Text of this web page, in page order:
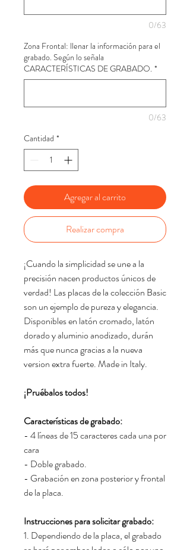
0/63
Zona Frontal: llenar la información para el
grabado. Según lo señala
CARACTERÍSTICAS DE GRABADO. *
0/63
Cantidad *
Agregar al carrito
Realizar compra
¡Cuando la simplicidad se une a la
precisión nacen productos únicos de
verdad! Las placas de la colección Basic
son un ejemplo de pureza y elegancia.
Disponibles en latón cromado, latón
dorado y aluminio anodizado, durán
más que nunca gracias a la nueva
version extra fuerte. Made in Italy.
¡Pruébalos todos!
Características de grabado:
- 4 líneas de 15 caracteres cada una por
cara
- Doble grabado.
- Grabación en zona posterior y frontal
de la placa.
Instrucciones para solicitar grabado:
1. Dependiendo de la placa, el grabado